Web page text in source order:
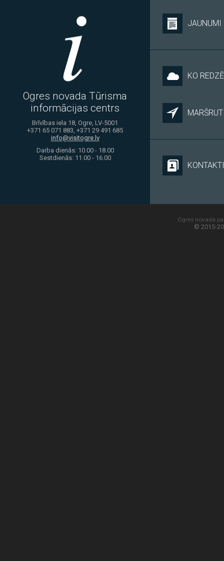
Ogres novada Tūrisma
informācijas centrs
Brīvības iela 18, Ogre, LV-5001
+371 65 071 883, +371 29 491 685
info@visitogre.lv
Darba dienās: 10.00 - 18.00
Sestdienās: 11.00 - 16.00
JAUNUMI
KO
KONTAKTI
Ogres novada
© 2015-